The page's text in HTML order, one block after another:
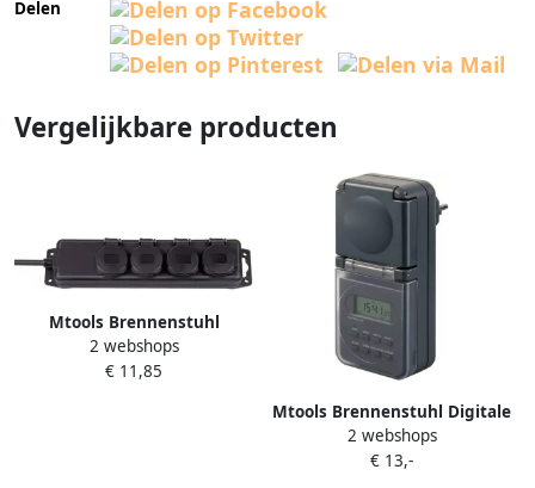
Delen
Vergelijkbare producten
Mtools Brennenstuhl
Stopcontactverdeler IP44 4-
voudig zwart 2m H07RN-F
2 webshops
€ 11,85
Mtools Brennenstuhl Digitale
weekschakelklok IP44 in
kleurrijke display-doos. |
2 webshops
€ 13,-